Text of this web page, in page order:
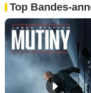
Top Bandes-